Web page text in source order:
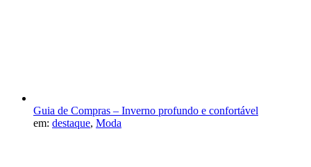
Guia de Compras – Inverno profundo e confortável
em: destaque, Moda